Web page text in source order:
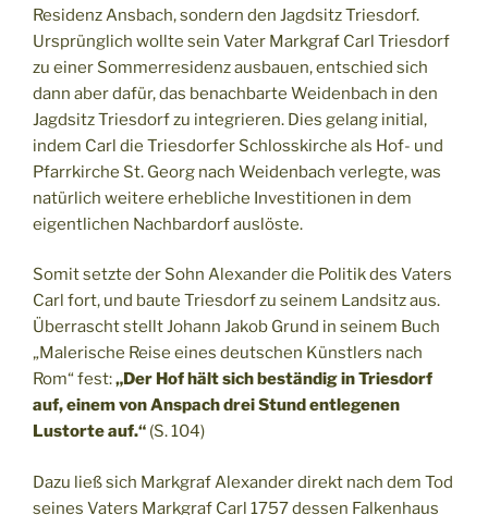
Residenz Ansbach, sondern den Jagdsitz Triesdorf.
Ursprünglich wollte sein Vater Markgraf Carl Triesdorf
zu einer Sommerresidenz ausbauen, entschied sich
dann aber dafür, das benachbarte Weidenbach in den
Jagdsitz Triesdorf zu integrieren. Dies gelang initial,
indem Carl die Triesdorfer Schlosskirche als Hof- und
Pfarrkirche St. Georg nach Weidenbach verlegte, was
natürlich weitere erhebliche Investitionen in dem
eigentlichen Nachbardorf auslöste.
Somit setzte der Sohn Alexander die Politik des Vaters
Carl fort, und baute Triesdorf zu seinem Landsitz aus.
Überrascht stellt Johann Jakob Grund in seinem Buch
„Malerische Reise eines deutschen Künstlers nach
Rom“ fest:„Der Hof hält sich beständig in Triesdorf
auf, einem von Anspach drei Stund entlegenen
Lustorte auf.“ (S. 104)
Dazu ließ sich Markgraf Alexander direkt nach dem Tod
seines Vaters Markgraf Carl 1757 dessen Falkenhaus